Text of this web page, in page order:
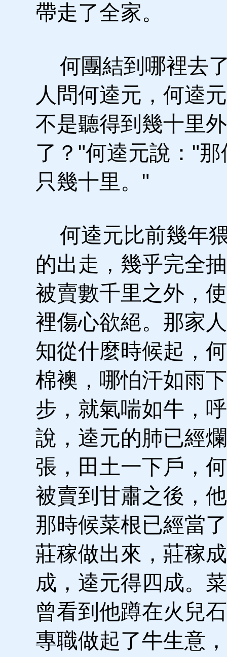
帶走了全家。
何團結到哪裡去
人問何逵元，何逵
不是聽得到幾十里
了？"何逵元說："
只幾十里。"
何逵元比前幾年
的出走，幾乎完全
被賣數千里之外，
裡傷心欲絕。那家
知從什麼時候起，
棉襖，哪怕汗如雨
步，就氣喘如牛，
說，逵元的肺已經
張，田土一下戶，
被賣到甘肅之後，
那時候菜根已經當
莊稼做出來，莊稼
成，逵元得四成。
曾看到他蹲在火兒
專職做起了牛生意